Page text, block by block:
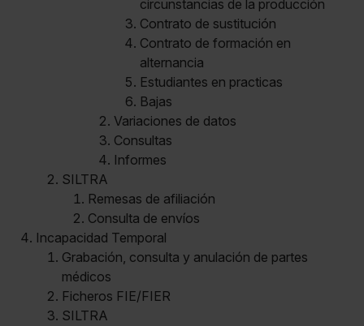
circunstancias de la producción
Contrato de sustitución
Contrato de formación en
alternancia
Estudiantes en practicas
Bajas
Variaciones de datos
Consultas
Informes
SILTRA
Remesas de afiliación
Consulta de envíos
Incapacidad Temporal
Grabación, consulta y anulación de partes
médicos
Ficheros FIE/FIER
SILTRA